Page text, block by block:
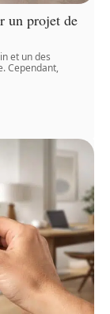
un projet de
et un des
Cependant,